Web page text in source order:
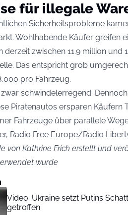
für illegale
Sicherheitsprobleme
Wohlhabende Käufer greifen
derzeit zwischen 11.9 million und
Das entspricht grob
pro Fahrzeug.
zwar schwindelerregend.
Piratenautos ersparen Käufern
Fahrzeuge über parallele
Radio Free Europe/Radio
von Kathrine Frich erstellt und
wurde
Video: Ukraine setzt Putins
getroffen